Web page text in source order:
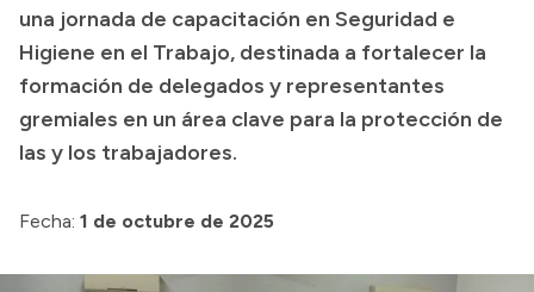
Boletín Oficial
Compras y licitaciones
Consulta de expedientes
Consulta de pago a proveedores
Convocatorias
una jornada de capacitación en Seguridad e
Higiene en el Trabajo, destinada a fortalecer la
formación de delegados y representantes
gremiales en un área clave para la protección de
las y los trabajadores.
Fecha: 1 de octubre de 2025